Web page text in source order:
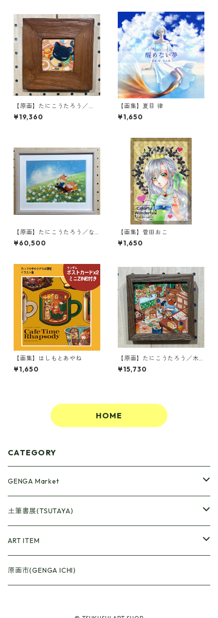
【原画】たにこうたろう／
『ふーふー』
¥19,360
【画集】夏目 律
¥1,650
【原画】たにこうたろう／な
んでもない日
¥60,500
【画集】菅田おこ
¥1,650
【画集】はしもとあやね
¥1,650
【原画】たにこうたろう／木
の中のアトリエ
¥15,730
HOME
CATEGORY
GENGA Market
●Artrooming Market
【Artrooming Shop】
【10】
●原画廊+Artrooming Shop
●ONEW Painters Market
土筆書展(TSUTAYA)
画収集
ART ITEM
●Book Cover
原画市(GENGA ICHI)